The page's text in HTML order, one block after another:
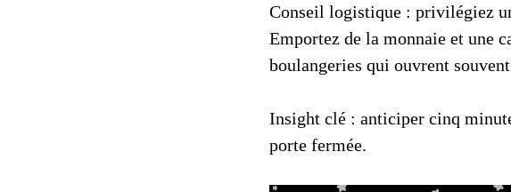
Conseil logistique : privilégiez
Emportez de la monnaie et une
boulangeries qui ouvrent
Insight clé : anticiper cinq
porte fermée.